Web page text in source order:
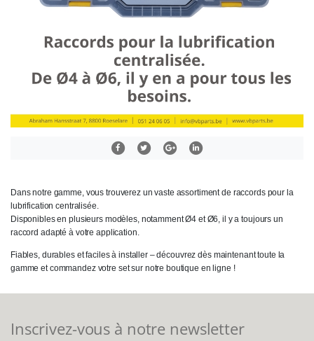
Dans notre gamme, vous trouverez un vaste assortiment de raccords pour la
lubrification centralisée.
Disponibles en plusieurs modèles, notamment Ø4 et Ø6, il y a toujours un
raccord adapté à votre application.
Fiables, durables et faciles à installer – découvrez dès maintenant toute la
gamme et commandez votre set sur notre boutique en ligne !
Inscrivez-vous à notre newsletter